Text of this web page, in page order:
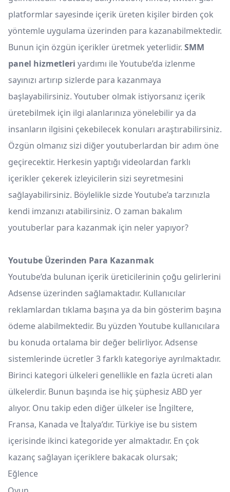
platformlar sayesinde içerik üreten kişiler birden çok
yöntemle uygulama üzerinden para kazanabilmektedir.
Bunun için özgün içerikler üretmek yeterlidir. SMM
panel hizmetleri yardımı ile Youtube’da izlenme
sayınızı artırıp sizlerde para kazanmaya
başlayabilirsiniz. Youtuber olmak istiyorsanız içerik
üretebilmek için ilgi alanlarınıza yönelebilir ya da
insanların ilgisini çekebilecek konuları araştırabilirsiniz.
Özgün olmanız sizi diğer youtuberlardan bir adım öne
geçirecektir. Herkesin yaptığı videolardan farklı
içerikler çekerek izleyicilerin sizi seyretmesini
sağlayabilirsiniz. Böylelikle sizde Youtube’a tarzınızla
kendi imzanızı atabilirsiniz. O zaman bakalım
youtuberlar para kazanmak için neler yapıyor?
Youtube Üzerinden Para Kazanmak
Youtube’da bulunan içerik üreticilerinin çoğu gelirlerini
Adsense üzerinden sağlamaktadır. Kullanıcılar
reklamlardan tıklama başına ya da bin gösterim başına
ödeme alabilmektedir. Bu yüzden Youtube kullanıcılara
bu konuda ortalama bir değer belirliyor. Adsense
sistemlerinde ücretler 3 farklı kategoriye ayrılmaktadır.
Birinci kategori ülkeleri genellikle en fazla ücreti alan
ülkelerdir. Bunun başında ise hiç şüphesiz ABD yer
alıyor. Onu takip eden diğer ülkeler ise İngiltere,
Fransa, Kanada ve İtalya’dır. Türkiye ise bu sistem
içerisinde ikinci kategoride yer almaktadır. En çok
kazanç sağlayan içeriklere bakacak olursak;
Eğlence